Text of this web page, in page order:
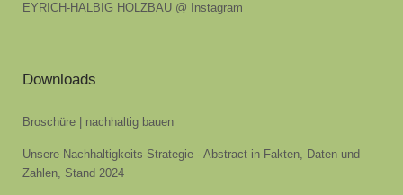
EYRICH-HALBIG HOLZBAU @ Instagram
Downloads
Broschüre | nachhaltig bauen
Unsere Nachhaltigkeits-Strategie - Abstract in Fakten, Daten und
Zahlen, Stand 2024